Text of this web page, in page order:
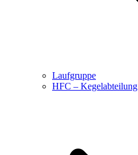
Laufgruppe
HFC – Kegelabteilung